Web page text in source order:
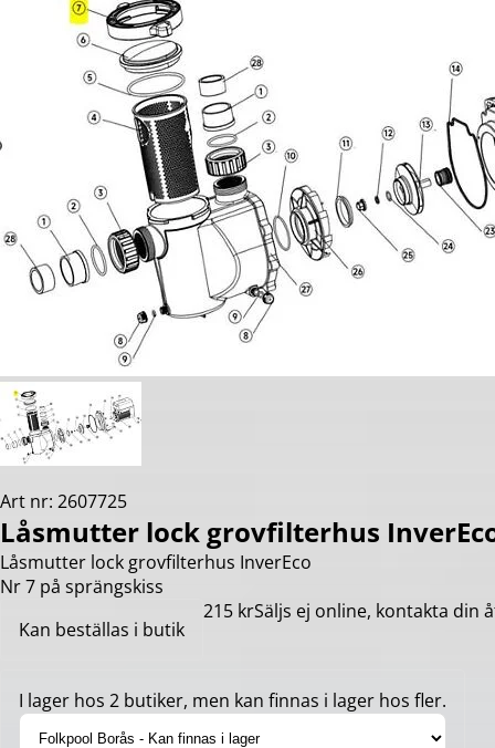
Art nr: 2607725
Låsmutter lock grovfilterhus
Låsmutter lock grovfilterhus InverEco
Nr 7 på sprängskiss
Kan beställas i butik
215 krSäljs ej online, kontakta din
I lager hos 2 butiker, men kan finnas i lager hos fler.